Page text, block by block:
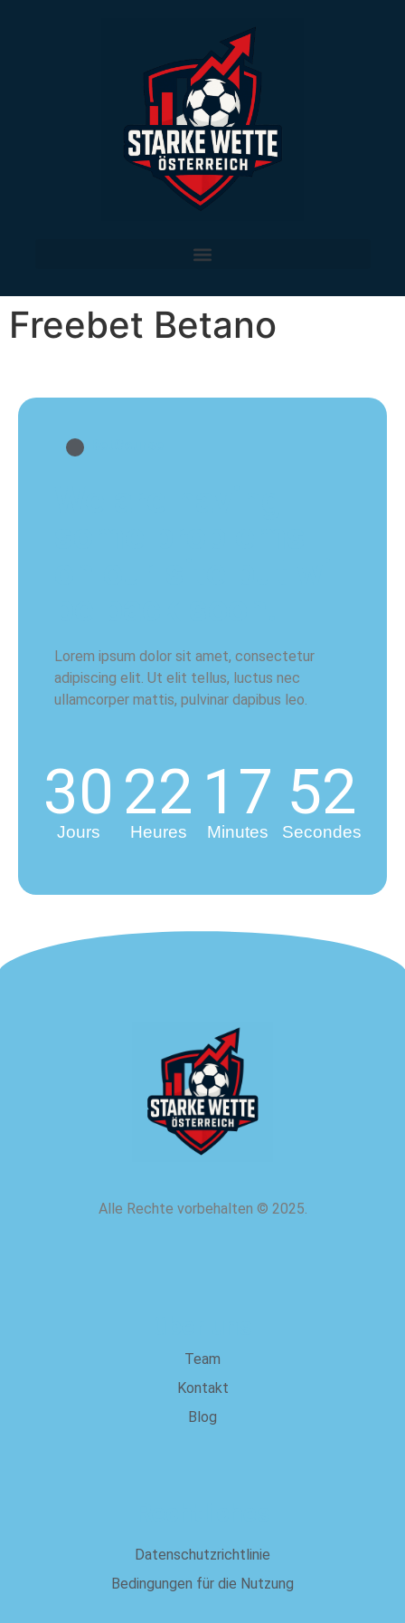
Freebet Betano
Lorem ipsum dolor sit amet, consectetur
adipiscing elit. Ut elit tellus, luctus nec
ullamcorper mattis, pulvinar dapibus leo.
30
Jours
22
Heures
17
Minutes
52
Secondes
Alle Rechte vorbehalten © 2025.
Team
Kontakt
Blog
Datenschutzrichtlinie
Bedingungen für die Nutzung